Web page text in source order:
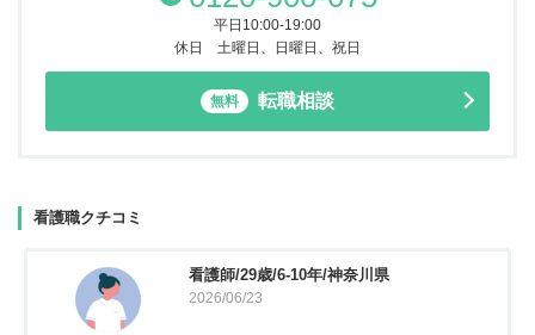
平日10:00-19:00
休日 土曜日、日曜日、祝日
無料 転職相談
看護職クチコミ
看護師/29歳/6-10年/神奈川県
2026/06/23